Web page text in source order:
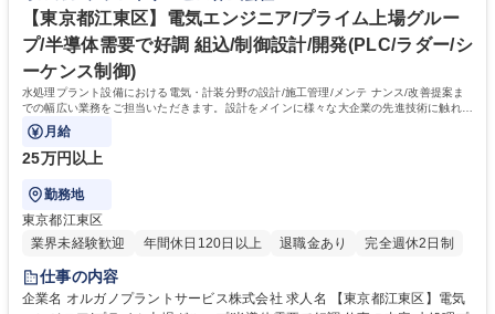
ています。「水」の能力を引き出すプライム市場上場オルガノグループ
で、これまでの安全管理の経験を活かして活躍できます。 学歴・資格 学
歴：大学院 大学 高専 短大 専修学校 高校 語学力： 資格：第一種運転免許
普通自動車
【東京都江東区】電気エンジニア/プライム上場グルー
プ/半導体需要で好調 組込/制御設計/開発(PLC/ラダー/シ
ーケンス制御)
水処理プラント設備における電気・計装分野の設計/施工管理/メンテ ナンス/改善提案ま
での幅広い業務をご担当いただきます。設計をメインに様々な大企業の先進技術に触れ、
時代の最先端の現場で活躍可能です。
月給
25万円以上
勤務地
東京都江東区
業界未経験歓迎
年間休日120日以上 退職金あり 完全週休2日制
仕事の内容
企業名 オルガノプラントサービス株式会社 求人名 【東京都江東区】電気